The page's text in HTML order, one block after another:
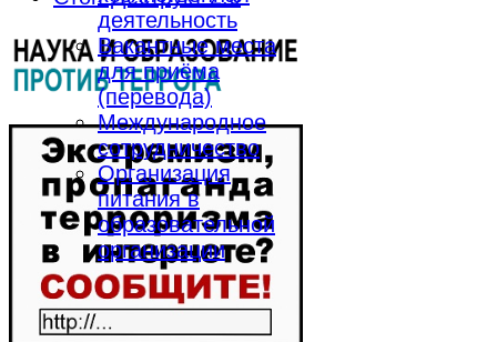
деятельность
Вакантные места
для приёма
(перевода)
Международное
сотрудничество
Организация
питания в
образовательной
организации